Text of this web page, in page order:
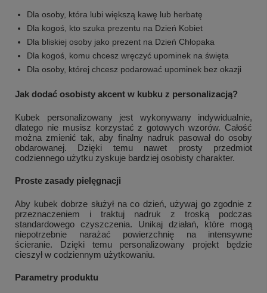
Dla osoby, która lubi większą kawę lub herbatę
Dla kogoś, kto szuka prezentu na Dzień Kobiet
Dla bliskiej osoby jako prezent na Dzień Chłopaka
Dla kogoś, komu chcesz wręczyć upominek na święta
Dla osoby, której chcesz podarować upominek bez okazji
Jak dodać osobisty akcent w kubku z personalizacją?
Kubek personalizowany jest wykonywany indywidualnie,
dlatego nie musisz korzystać z gotowych wzorów. Całość
można zmienić tak, aby finalny nadruk pasował do osoby
obdarowanej. Dzięki temu nawet prosty przedmiot
codziennego użytku zyskuje bardziej osobisty charakter.
Proste zasady pielęgnacji
Aby kubek dobrze służył na co dzień, używaj go zgodnie z
przeznaczeniem i traktuj nadruk z troską podczas
standardowego czyszczenia. Unikaj działań, które mogą
niepotrzebnie narażać powierzchnię na intensywne
ścieranie. Dzięki temu personalizowany projekt będzie
cieszył w codziennym użytkowaniu.
Parametry produktu